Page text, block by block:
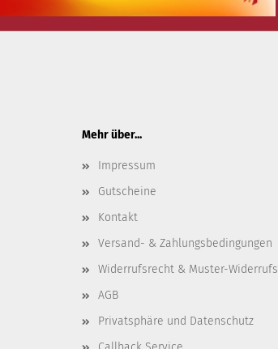
Mehr über...
Impressum
Gutscheine
Kontakt
Versand- & Zahlungsbedingungen
Widerrufsrecht & Muster-
AGB
Privatsphäre und Datenschutz